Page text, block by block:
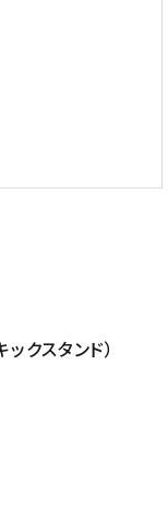
クスタンド）